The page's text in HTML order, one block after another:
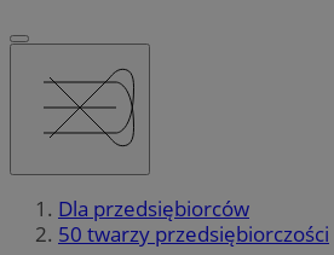
Dla przedsiębiorców
50 twarzy przedsiębiorczości